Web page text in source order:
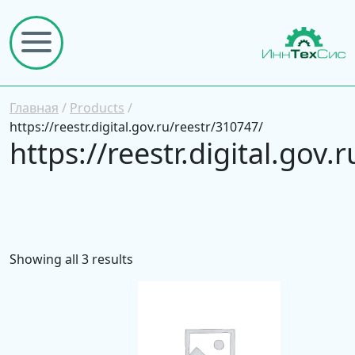
Главная / Products /
https://reestr.digital.gov.ru/reestr/310747/
https://
Showing all 3 results